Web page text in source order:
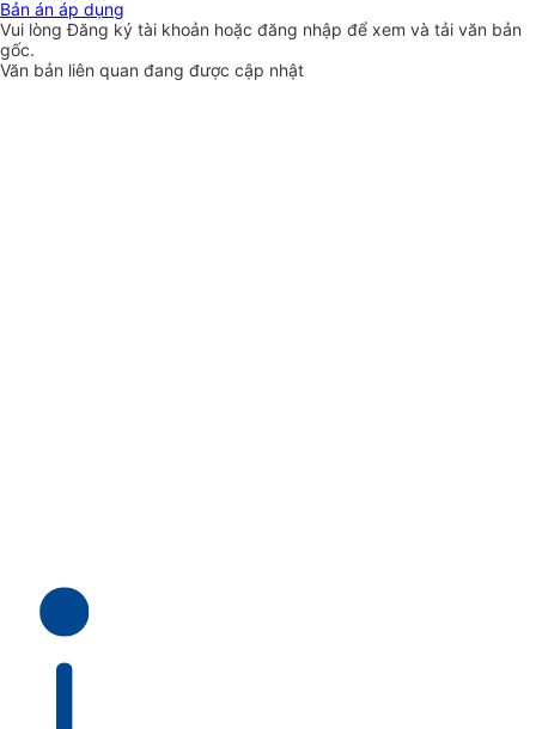
Bản án áp dụng
Vui lòngĐăng ký tài khoản hoặc đăng nhập để xem và tải văn bản
gốc.
Văn bản liên quan đang được cập nhật